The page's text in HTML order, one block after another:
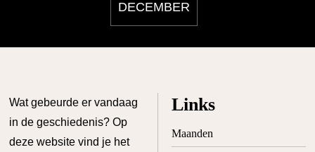
DECEMBER
Wat gebeurde er vandaag
in de geschiedenis? Op
deze website vind je het
Links
Maanden